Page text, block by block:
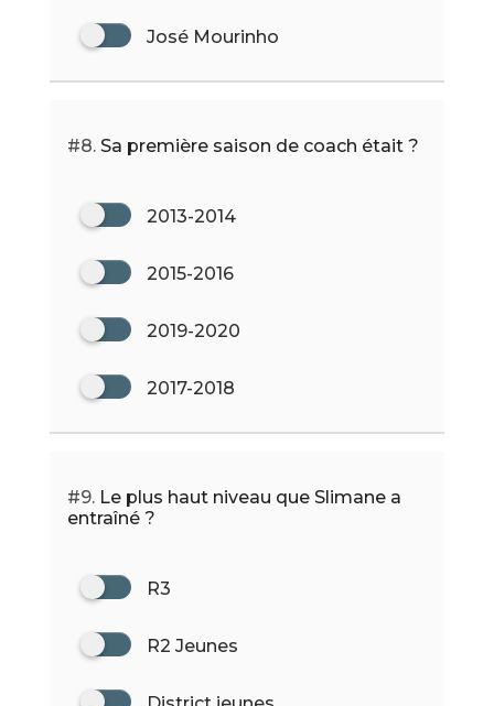
José Mourinho
#8.Sa première saison de coach était ?
2013-2014
2015-2016
2019-2020
2017-2018
#9.Le plus haut niveau que Slimane a
entraîné ?
R3
R2 Jeunes